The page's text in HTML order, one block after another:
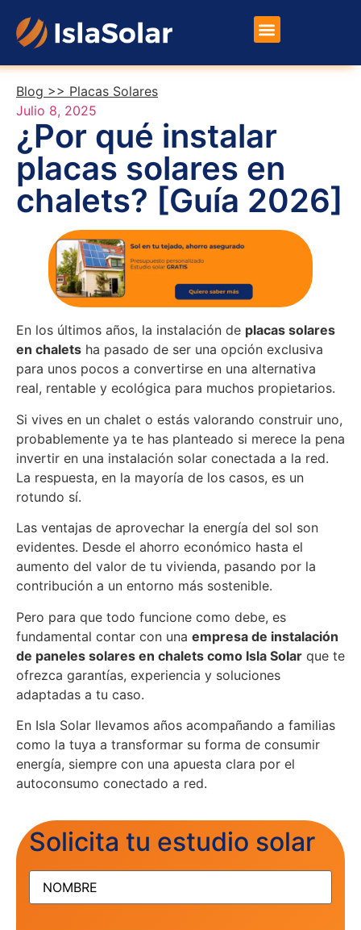
Blog >> Placas Solares
Julio 8, 2025
¿Por qué instalar
placas solares en
chalets? [Guía 2026]
En los últimos años, la instalación de placas solares
en chalets ha pasado de ser una opción exclusiva
para unos pocos a convertirse en una alternativa
real, rentable y ecológica para muchos propietarios.
Si vives en un chalet o estás valorando construir uno,
probablemente ya te has planteado si merece la pena
invertir en una instalación solar conectada a la red.
La respuesta, en la mayoría de los casos, es un
rotundo sí.
Las ventajas de aprovechar la energía del sol son
evidentes. Desde el ahorro económico hasta el
aumento del valor de tu vivienda, pasando por la
contribución a un entorno más sostenible.
Pero para que todo funcione como debe, es
fundamental contar con una empresa de instalación
de paneles solares en chalets como Isla Solar que te
ofrezca garantías, experiencia y soluciones
adaptadas a tu caso.
En Isla Solar llevamos años acompañando a familias
como la tuya a transformar su forma de consumir
energía, siempre con una apuesta clara por el
autoconsumo conectado a red.
Solicita tu estudio solar
NOMBRE(Obligatorio)